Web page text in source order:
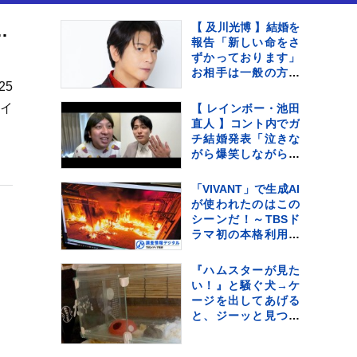
なリスニング体験を
【 及川光博 】結婚を
報告「新しい命をさ
ずかっております」
お相手は一般の方
ミッチーとして精
進〟【 コメント全文
】
【 レインボー・池田
直人 】コント内でガ
チ結婚発表「泣きな
がら爆笑しながらよ
手はフリーアナウン
サー・佐藤佳奈さ
ん ジャンボたかお
大祝福
「VIVANT」で生成AI
が使われたのはこの
シーンだ！～TBSド
ラマ初の本格利用～
ル】
『ハムスターが見た
い！』と騒ぐ犬→ケ
ージを出してあげる
と、ジーッと見つめ